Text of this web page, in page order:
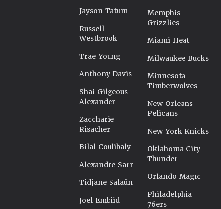
Jayson Tatum
Russell
Westbrook
Trae Young
Anthony Davis
Shai Gilgeous-
Alexander
Zaccharie
Risacher
Bilal Coulibaly
Alexandre Sarr
Tidjane Salaün
Joel Embiid
Memphis
Grizzlies
Miami Heat
Milwaukee Bucks
Minnesota
Timberwolves
New Orleans
Pelicans
New York Knicks
Oklahoma City
Thunder
Orlando Magic
Philadelphia
76ers